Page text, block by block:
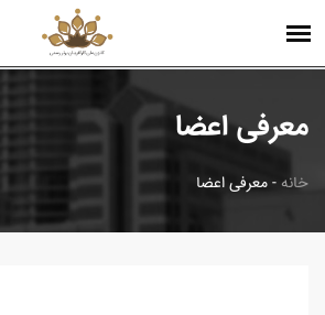
معرفی اعضا
خانه-معرفی اعضا